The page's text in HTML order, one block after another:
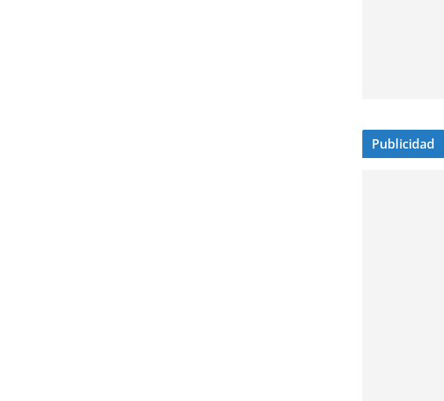
Publicidad